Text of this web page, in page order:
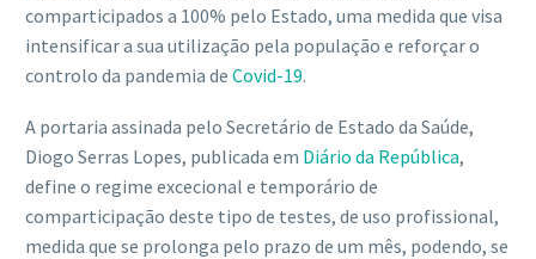
comparticipados a 100% pelo Estado, uma medida que visa
intensificar a sua utilização pela população e reforçar o
controlo da pandemia de Covid-19.
A portaria assinada pelo Secretário de Estado da Saúde,
Diogo Serras Lopes, publicada em Diário da República,
define o regime excecional e temporário de
comparticipação deste tipo de testes, de uso profissional,
medida que se prolonga pelo prazo de um mês, podendo, se